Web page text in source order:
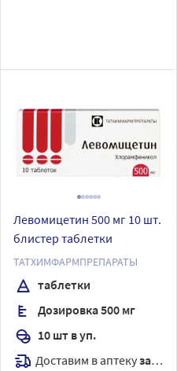
Левомицетин 500 мг 10 шт.
блистер таблетки
ТАТХИМФАРМПРЕПАРАТЫ
таблетки
Дозировка 500 мг
10 шт в уп.
Доставим в аптекузавтра